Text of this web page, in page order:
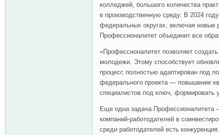
колледжей, большого количества
в производственную среду. В 2024
федеральных округах, включая новые
Профессионалитет объединит все
«Профессионалитет позволяет
молодежи. Этому способствует
процесс полностью адаптирован под
федерального проекта — повышение
специалистов под ключ, формировать
Еще одна задача Профессионалитета
компаний-работодателей в
среди работодателей есть